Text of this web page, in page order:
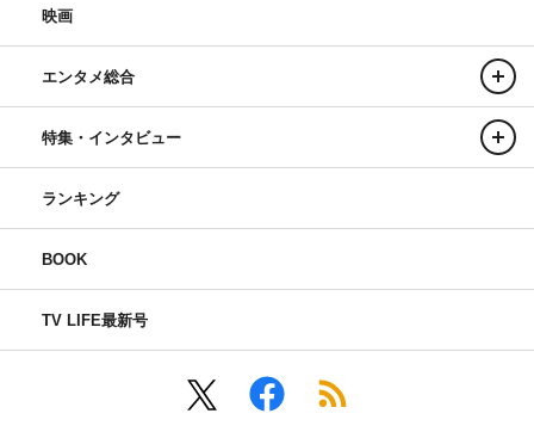
映画
エンタメ総合
特集・インタビュー
ランキング
BOOK
TV LIFE最新号